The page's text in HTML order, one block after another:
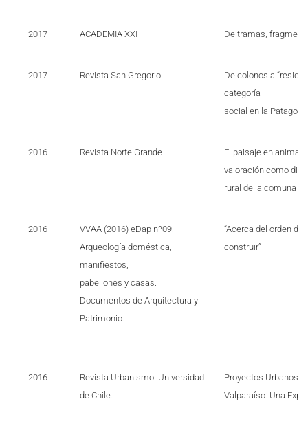
2017 ACADEMIA XXI De tramas,
2017 Revista San Gregorio
De colonos a
categoría
social en la
2016 Revista Norte Grande
El paisaje en
valoración como
rural de la comuna
2016
VVAA (2016) eDap nº09.
Arqueología doméstica,
manifiestos,
pabellones y casas.
Documentos de Arquitectura y
Patrimonio.
“Acerca del orden
construir”
2016
Revista Urbanismo. Universidad
de Chile.
Proyectos Urbanos
Valparaíso: Una